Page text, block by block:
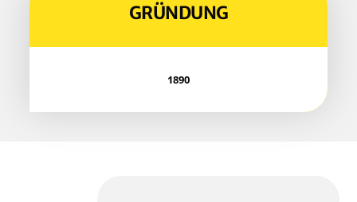
GRÜN­DUNG
1890